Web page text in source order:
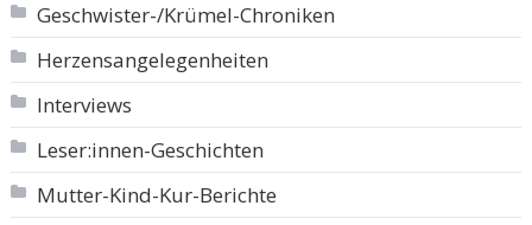
Geschwister-/Krümel-Chroniken
Herzensangelegenheiten
Interviews
Leser:innen-Geschichten
Mutter-Kind-Kur-Berichte